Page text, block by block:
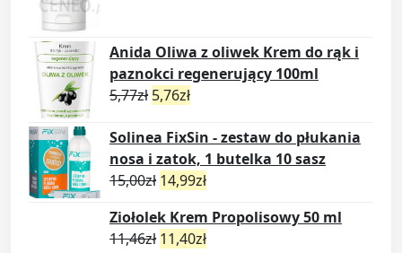
Anida Oliwa z oliwek Krem do rąk i
paznokci regenerujący 100ml
5,77zł 5,76zł
Solinea FixSin - zestaw do płukania
nosa i zatok, 1 butelka 10 sasz
15,00zł 14,99zł
Ziołolek Krem Propolisowy 50 ml
11,46zł 11,40zł